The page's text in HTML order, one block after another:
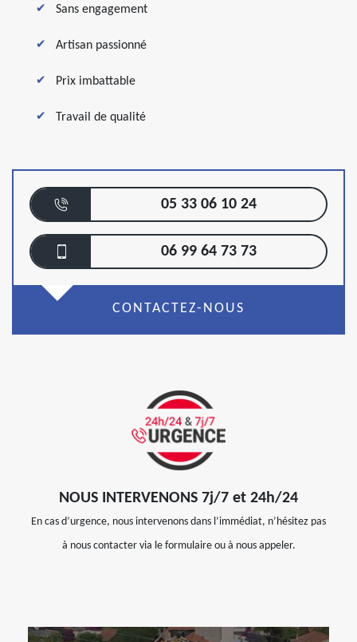
Sans engagement
Artisan passionné
Prix imbattable
Travail de qualité
05 33 06 10 24
06 99 64 73 73
CONTACTEZ-NOUS
NOUS INTERVENONS 7j/7 et 24h/24
En cas d’urgence, nous intervenons dans l’immédiat, n’hésitez pas
à nous contacter via le formulaire ou à nous appeler.